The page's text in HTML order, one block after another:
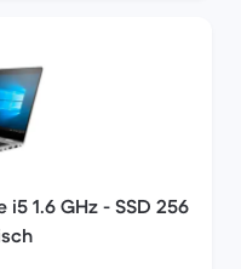
i5 1.6 GHz - SSD 256